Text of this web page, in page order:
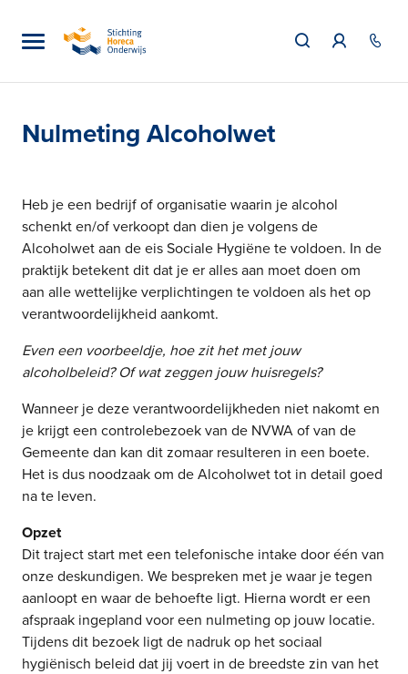
Nulmeting Alcoholwet
Heb je een bedrijf of organisatie waarin je alcohol
schenkt en/of verkoopt dan dien je volgens de
Alcoholwet aan de eis Sociale Hygiëne te voldoen. In de
praktijk betekent dit dat je er alles aan moet doen om
aan alle wettelijke verplichtingen te voldoen als het op
verantwoordelijkheid aankomt.
Even een voorbeeldje, hoe zit het met jouw
alcoholbeleid? Of wat zeggen jouw huisregels?
Wanneer je deze verantwoordelijkheden niet nakomt en
je krijgt een controlebezoek van de NVWA of van de
Gemeente dan kan dit zomaar resulteren in een boete.
Het is dus noodzaak om de Alcoholwet tot in detail goed
na te leven.
Opzet
Dit traject start met een telefonische intake door één van
onze deskundigen. We bespreken met je waar je tegen
aanloopt en waar de behoefte ligt. Hierna wordt er een
afspraak ingepland voor een nulmeting op jouw locatie.
Tijdens dit bezoek ligt de nadruk op het sociaal
hygiënisch beleid dat jij voert in de breedste zin van het